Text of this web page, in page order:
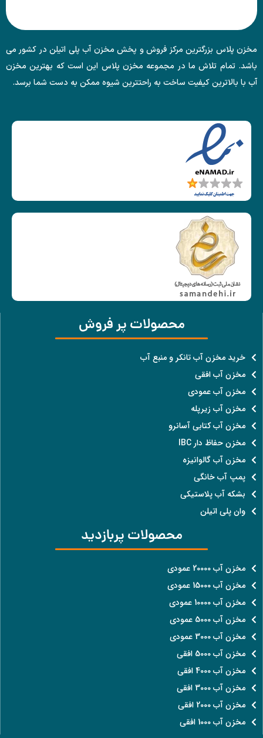
مخزن پلاس بزرگترین مرکز فروش و پخش مخزن آب پلی اتیلن در کشور می
باشد. تمام تلاش ما در مجموعه مخزن پلاس این است که بهترین مخزن
آب با بالاترین کیفیت ساخت به راحتترین شیوه ممکن به دست شما برسد.
محصولات پر فروش
خرید مخزن آب تانکر و منبع آب
مخزن آب افقی
مخزن آب عمودی
مخزن آب زیرپله
مخزن آب کتابی آسانرو
مخزن حفاظ دار IBC
مخزن آب گالوانیزه
پمپ آب خانگی
بشکه آب پلاستیکی
وان پلی اتیلن
محصولات پربازدید
مخزن آب 20000 عمودی
مخزن آب 15000 عمودی
مخزن آب 10000 عمودی
مخزن آب 5000 عمودی
مخزن آب 3000 عمودی
مخزن آب 5000 افقی
مخزن آب 4000 افقی
مخزن آب 3000 افقی
مخزن آب 2000 افقی
مخزن آب 1000 افقی